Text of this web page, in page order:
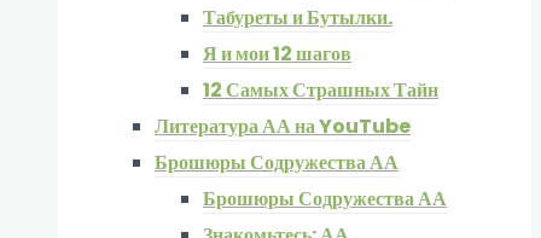
Табуреты и Бутылки.
Я и мои 12 шагов
12 Самых Страшных Тайн
Литература АА на YouTube
Брошюры Содружества АА
Брошюры Содружества АА